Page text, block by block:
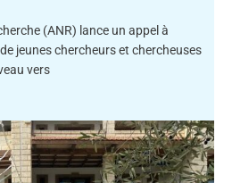
(ANR) lance un appel à
jeunes chercheurs et chercheuses
vers